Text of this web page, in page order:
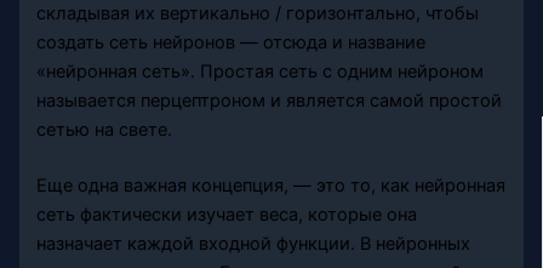
складывая их вертикально / горизонтально, чтобы
создать сеть нейронов — отсюда и название
«нейронная сеть». Простая сеть с одним нейроном
называется перцептроном и является самой простой
сетью на свете.
Еще одна важная концепция, — это то, как нейронная
сеть фактически изучает веса, которые она
назначает каждой входной функции. В нейронных